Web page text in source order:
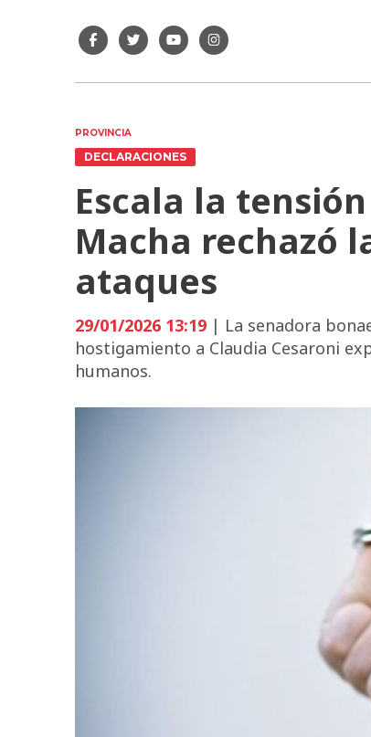
PROVINCIA
DECLARACIONES
Escala la
Macha rechazó
ataques
29/01/2026 13:19 | La senadora
hostigamiento a Claudia Cesaroni
humanos.